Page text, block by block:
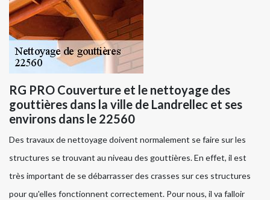
RG PRO Couverture et le nettoyage des
gouttières dans la ville de Landrellec et ses
environs dans le 22560
Des travaux de nettoyage doivent normalement se faire sur les
structures se trouvant au niveau des gouttières. En effet, il est
très important de se débarrasser des crasses sur ces structures
pour qu'elles fonctionnent correctement. Pour nous, il va falloir